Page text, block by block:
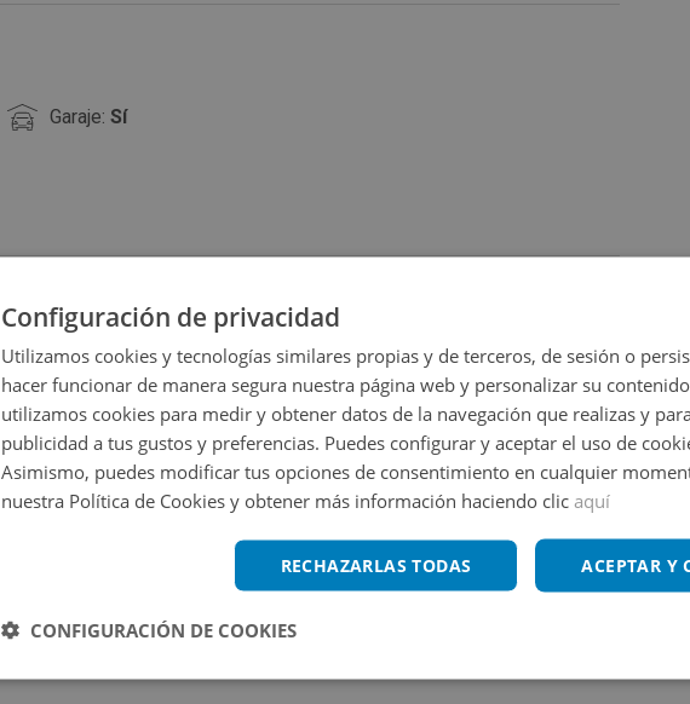
Garaje: Sí
Ampliar mapa
Ver en mapa
Configuración de privacidad
Utilizamos cookies y tecnologías similares propias y de terceros, de sesión o
hacer funcionar de manera segura nuestra página web y personalizar su
utilizamos cookies para medir y obtener datos de la navegación que realizas y
publicidad a tus gustos y preferencias. Puedes configurar y aceptar el uso de
Asimismo, puedes modificar tus opciones de consentimiento en cualquier
nuestra Política de Cookies y obtener más información haciendo clic aquí
ACEPTAR Y
RECHAZARLAS TODAS
CONFIGURACIÓN DE COOKIES